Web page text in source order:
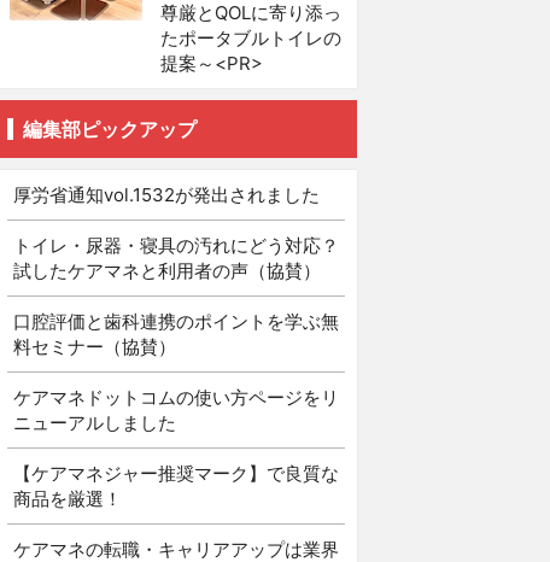
尊厳とQOLに寄り添っ
たポータブルトイレの
提案～<PR>
編集部ピックアップ
厚労省通知vol.1532が発出されました
トイレ・尿器・寝具の汚れにどう対応？
試したケアマネと利用者の声（協賛）
口腔評価と歯科連携のポイントを学ぶ無
料セミナー（協賛）
ケアマネドットコムの使い方ページをリ
ニューアルしました
【ケアマネジャー推奨マーク】で良質な
商品を厳選！
ケアマネの転職・キャリアアップは業界